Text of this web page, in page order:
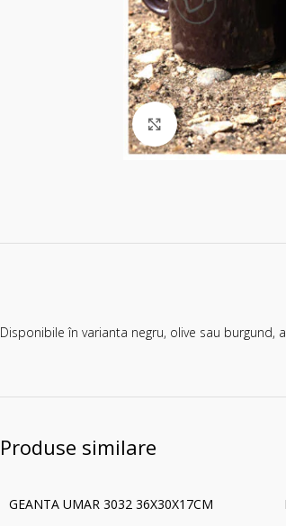
Click pentru a mări
Disponibile în varianta negru, olive sau burgund,
Produse similare
GEANTA UMAR 3032 36X30X17CM